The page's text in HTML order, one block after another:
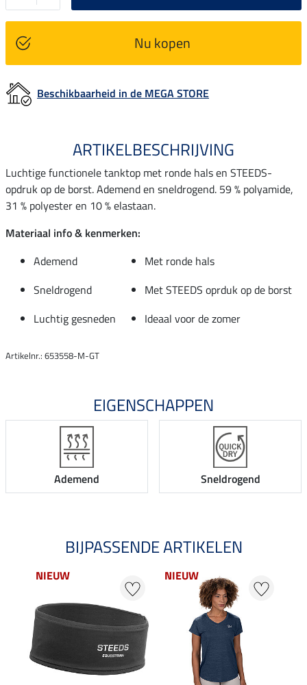
Nu kopen
Beschikbaarheid in de MEGA STORE
ARTIKELBESCHRIJVING
Luchtige functionele tanktop met ronde hals en STEEDS-
opdruk op de borst. Ademend en sneldrogend. 59 % polyamide,
31 % polyester en 10 % elastaan.
Materiaal info & kenmerken:
Ademend
Met ronde hals
Sneldrogend
Met STEEDS oprduk op de borst
Luchtig gesneden
Ideaal voor de zomer
Artikelnr.: 653558-M-GT
EIGENSCHAPPEN
Ademend Sneldrogend
BIJPASSENDE ARTIKELEN
NIEUW NIEUW